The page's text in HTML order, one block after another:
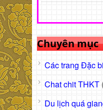
Chuyên mục
Các trang Đặc
Chat chit THKT
Du lịch quá